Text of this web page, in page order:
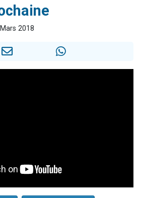
viennent de faire un don pour 1 Journée de Vacances Pour les Enfants
Il reste 49 places pour étudier en groupe sur Zoom
2 personnes viennent de nous rejoindre sur WhatsApp
2018